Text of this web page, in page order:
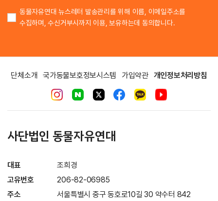
동물자유연대 뉴스레터 발송관리를 위해 이름, 이메일주소를
수집하며, 수신거부시까지 이용, 보유하는데 동의합니다.
단체소개 국가동물보호정보시스템 가입약관 개인정보처리방침
사단법인 동물자유연대
대표
조희경
고유번호
206-82-06985
주소
서울특별시 중구 동호로10길 30 약수터 842